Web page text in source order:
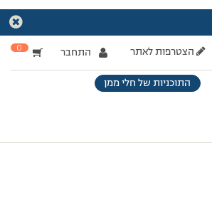
הצטרפות לאתר התחבר 0
התוכניות של חלי ממן